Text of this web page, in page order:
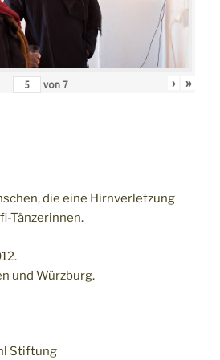
von 7 › »
die eine Hirnverletzung
Tänzerinnen.
und Würzburg.
Stiftung